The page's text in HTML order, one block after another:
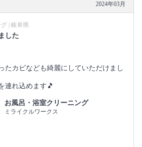
2024年03月
| 岐阜県
した
たカビなども綺麗にしていただけまし
連れ込めます🎵
お風呂・浴室クリーニング
ミライクルワークス